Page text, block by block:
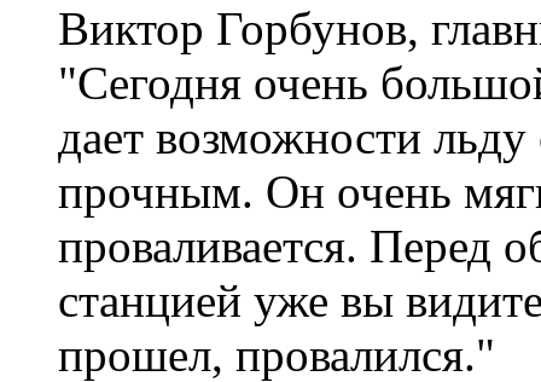
Виктор Горбунов,
"Сегодня очень
дает возможности
прочным. Он очень
проваливается. Перед
станцией уже вы
прошел, провалился."